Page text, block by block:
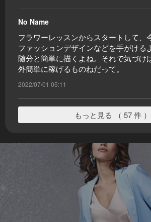
No Name
フラワーレッスンからスタートして、
ファッションデザインなどを手がける
随分と簡単に描くよね。それで気づけ
外簡単に稼げるものねだって。
2022/07/01 05:11
もっと見る （ 57 件 ）